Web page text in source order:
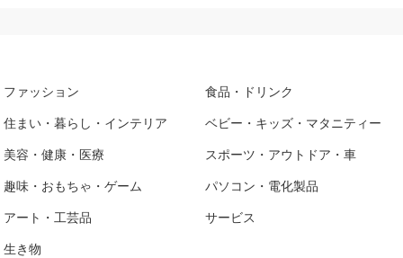
ファッション 食品・ドリンク
住まい・暮らし・インテリア ベビー・キッズ・マタニティー
美容・健康・医療 スポーツ・アウトドア・車
趣味・おもちゃ・ゲーム パソコン・電化製品
アート・工芸品 サービス
生き物